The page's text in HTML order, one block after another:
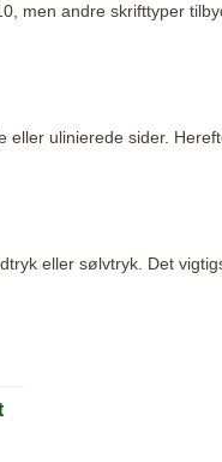
men andre skrifttyper
eller ulinierede sider.
eller sølvtryk. Det